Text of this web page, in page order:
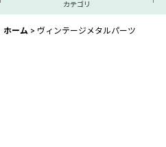
カテゴリ
ホーム > ヴィンテージメタルパーツ